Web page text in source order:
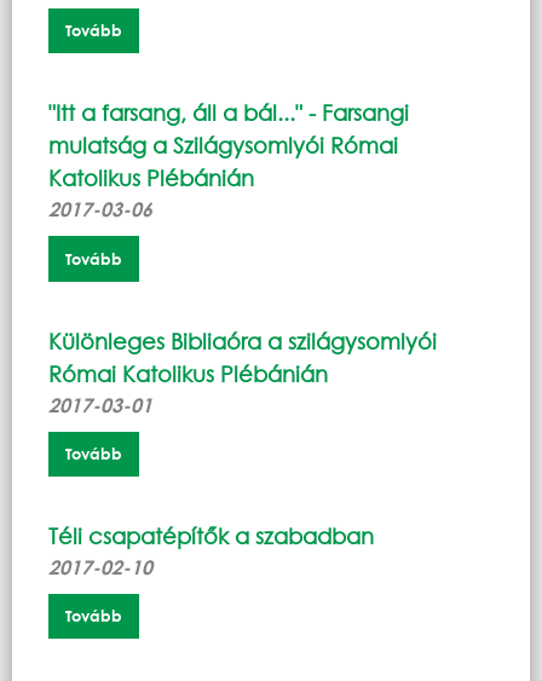
Tovább
"Itt a farsang, áll a bál..." - Farsangi
mulatság a Szilágysomlyói Római
Katolikus Plébánián
2017-03-06
Tovább
Különleges Bibliaóra a szilágysomlyói
Római Katolikus Plébánián
2017-03-01
Tovább
Téli csapatépítők a szabadban
2017-02-10
Tovább